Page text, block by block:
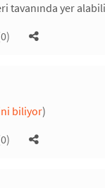
tavanında yer
biliyor)